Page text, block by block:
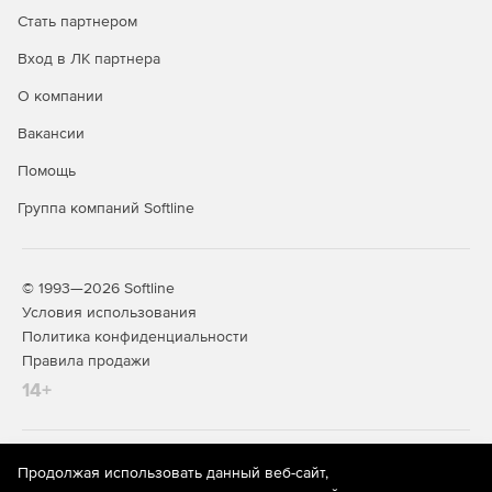
Стать партнером
Вход в ЛК партнера
О компании
Вакансии
Помощь
Группа компаний Softline
© 1993—2026 Softline
Условия использования
Политика конфиденциальности
Правила продажи
14+
На информационном ресурсе store.softline.ru применяются
рекомендательные технологии
(информационные технологии
Продолжая использовать данный веб-сайт,